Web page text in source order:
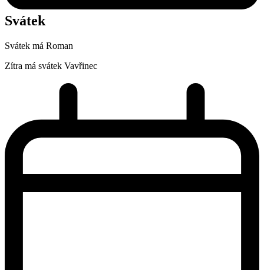
Svátek
Svátek má Roman
Zítra má svátek Vavřinec